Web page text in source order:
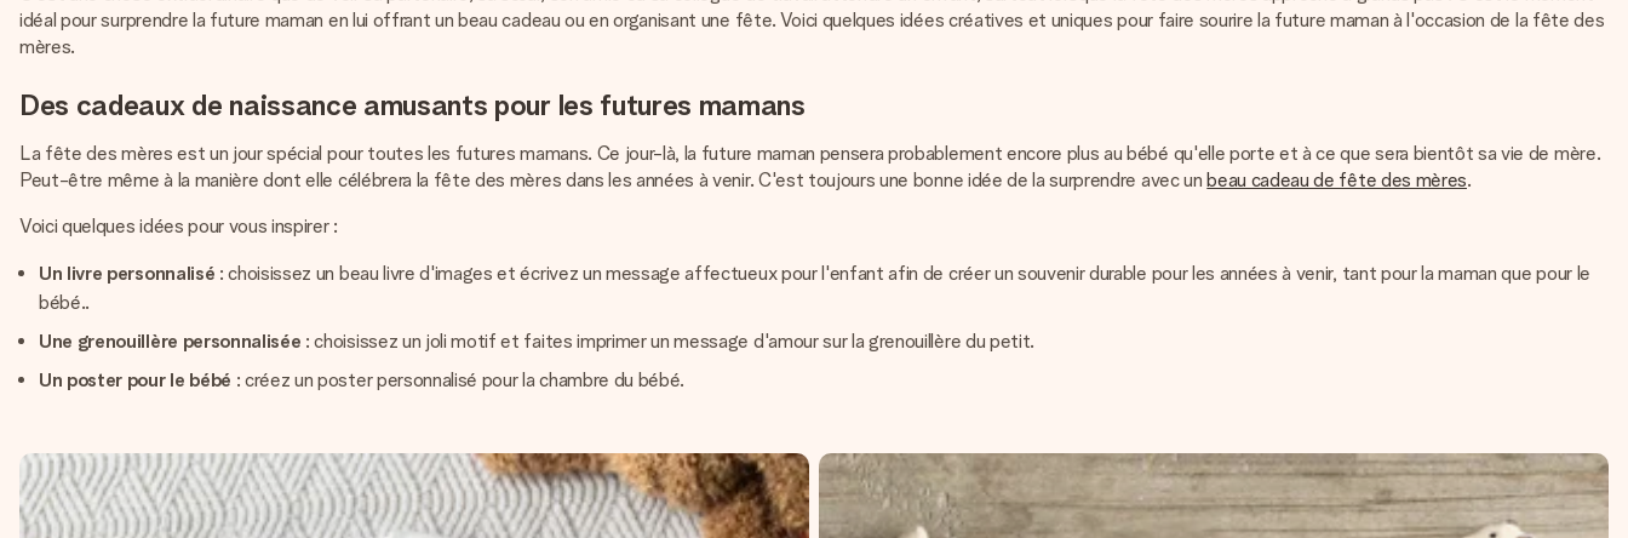
idéal pour surprendre la future maman en lui offrant un beau cadeau ou en organisant une fête. Voici quelques idées créatives et uniques pour faire sourire la future maman à l'occasion de la fête des
mères.
Des cadeaux de naissance amusants pour les futures mamans
La fête des mères est un jour spécial pour toutes les futures mamans. Ce jour-là, la future maman pensera probablement encore plus au bébé qu'elle porte et à ce que sera bientôt sa vie de mère.
Peut-être même à la manière dont elle célébrera la fête des mères dans les années à venir. C'est toujours une bonne idée de la surprendre avec unbeau cadeau de fête des mères.
Voici quelques idées pour vous inspirer :
Un livre personnalisé : choisissez un beau livre d'images et écrivez un message affectueux pour l'enfant afin de créer un souvenir durable pour les années à venir, tant pour la maman que pour le
bébé..
Une grenouillère personnalisée : choisissez un joli motif et faites imprimer un message d'amour sur la grenouillère du petit.
Un poster pour le bébé : créez un poster personnalisé pour la chambre du bébé.